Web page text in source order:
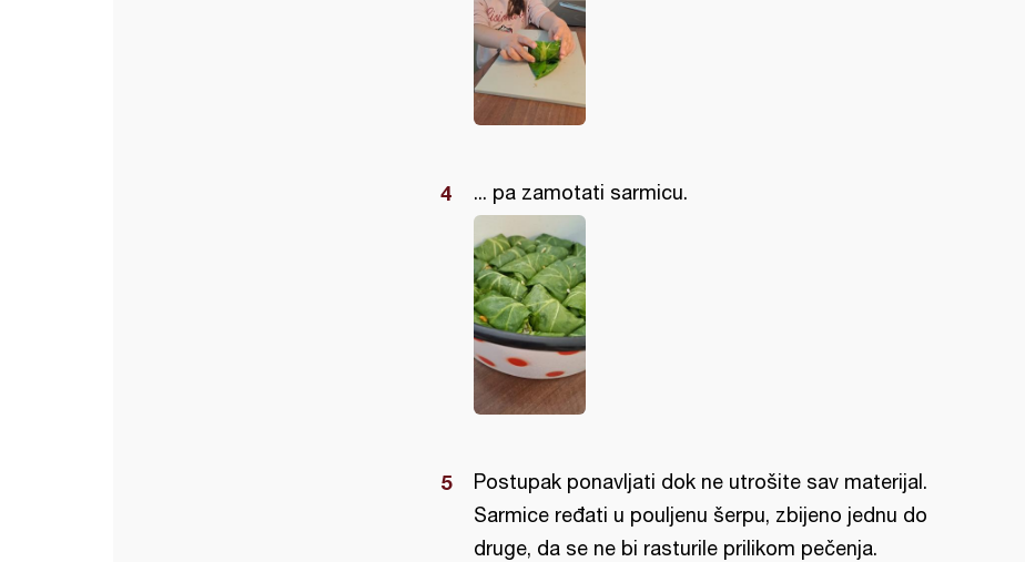
... pa zamotati sarmicu.
Postupak ponavljati dok ne utrošite sav materijal.
Sarmice ređati u pouljenu šerpu, zbijeno jednu do
druge, da se ne bi rasturile prilikom pečenja.